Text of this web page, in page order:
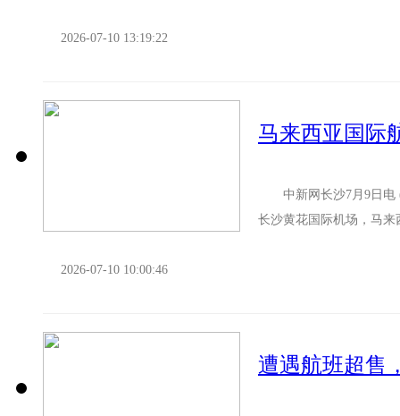
2026-07-10 13:19:22
马来西亚国际
中新网长沙7月9日电 (
长沙黄花国际机场，马
2026-07-10 10:00:46
遭遇航班超售